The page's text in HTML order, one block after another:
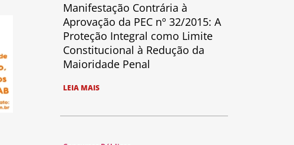
Manifestação Contrária à
Aprovação da PEC nº 32/2015: A
Proteção Integral como Limite
Constitucional à Redução da
Maioridade Penal
LEIA MAIS